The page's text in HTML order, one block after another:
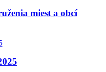
miest a obcí